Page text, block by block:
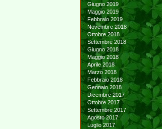
Giugno 2019
Maggio 2019
Febbraio 2019
Novembre 2018
Ottobre 2018
Settembre 2018
Giugno 2018
Maggio 2018
Aprile 2018
Marzo 2018
Febbraio 2018
Gennaio 2018
Dicembre 2017
Ottobre 2017
Settembre 2017
Agosto 2017
Luglio 2017